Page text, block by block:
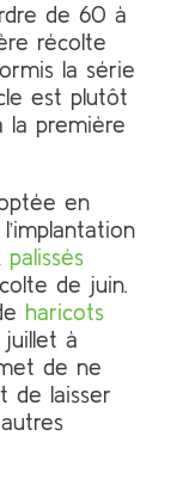
de 60 à
récolte
la série
est plutôt
la première
en
palissés
de juin.
haricots
à
de ne
de laisser